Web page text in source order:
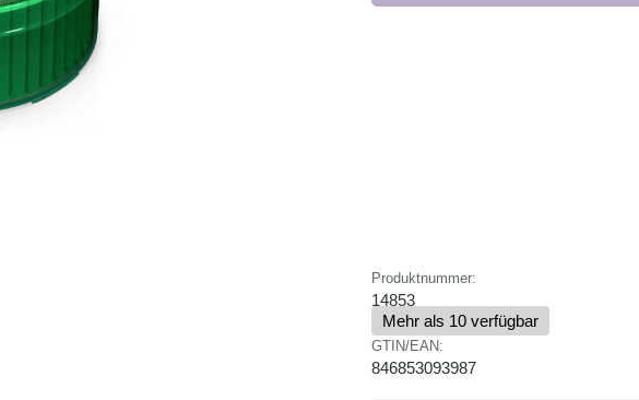
Produktnummer:
14853
Mehr als 10 verfügbar
GTIN/EAN:
846853093987